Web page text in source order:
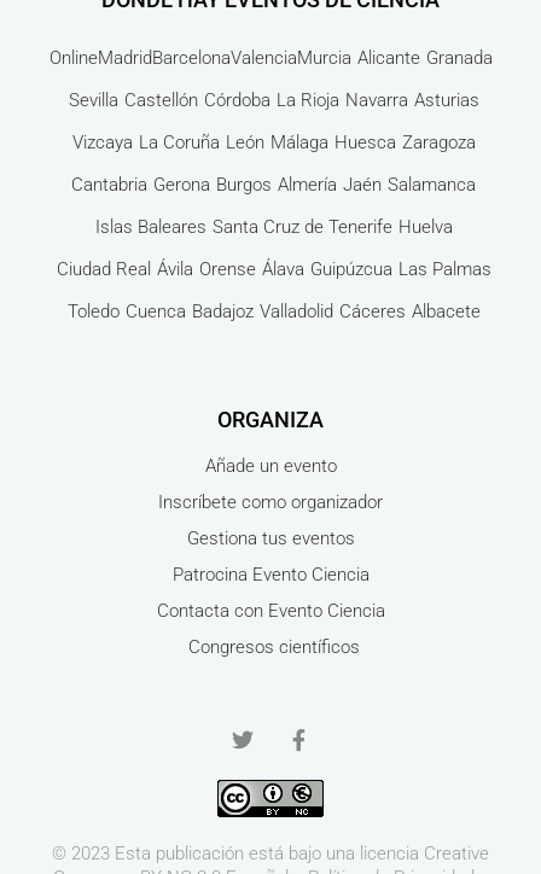
OnlineMadridBarcelonaValenciaMurcia Alicante Granada
Sevilla Castellón Córdoba La Rioja Navarra Asturias
Vizcaya La Coruña León Málaga Huesca Zaragoza
Cantabria Gerona Burgos Almería Jaén Salamanca
Islas Baleares Santa Cruz de Tenerife Huelva
Ciudad Real Ávila Orense Álava Guipúzcua Las Palmas
Toledo Cuenca Badajoz Valladolid Cáceres Albacete
ORGANIZA
Añade un evento
Inscríbete como organizador
Gestiona tus eventos
Patrocina Evento Ciencia
Contacta con Evento Ciencia
Congresos científicos
© 2023 Esta publicación está bajo una licencia Creative